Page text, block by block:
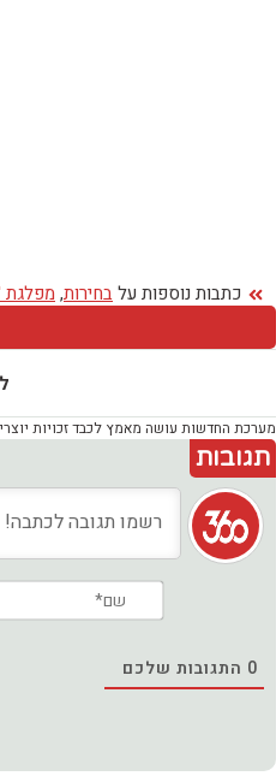
כתבות נוספות עלבחירות, מפלגת
מערכת החדשות עושה מאמץ לכבד זכויות
תגובות
0 התגובות שלכם